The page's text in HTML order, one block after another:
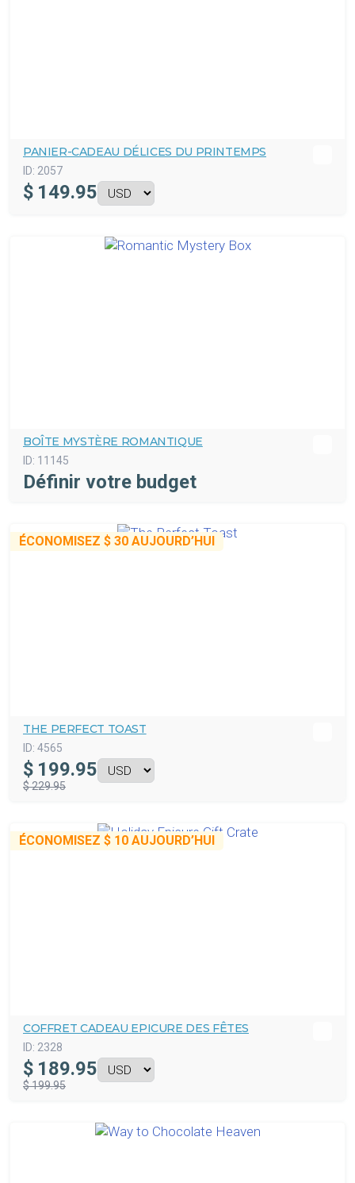
PANIER-CADEAU DÉLICES DU PRINTEMPS
ID: 2057
$ 149.95
BOÎTE MYSTÈRE ROMANTIQUE
ID: 11145
Définir votre budget
ÉCONOMISEZ $ 30 AUJOURD’HUI
THE PERFECT TOAST
ID: 4565
$ 199.95
$ 229.95
ÉCONOMISEZ $ 10 AUJOURD’HUI
COFFRET CADEAU EPICURE DES FÊTES
ID: 2328
$ 189.95
$ 199.95